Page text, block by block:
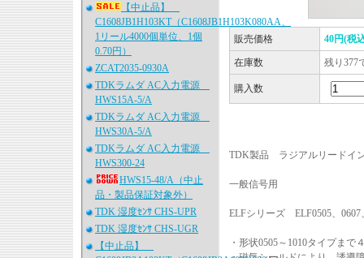
【中止品】
C1608JB1H103KT（C1608JB1H103K080AA、
1リール4000個単位、1個
0.70円）
ZCAT2035-0930A
TDKラムダ AC入力電源
HWS15A-5/A
TDKラムダ AC入力電源
HWS30A-5/A
TDKラムダ AC入力電源
HWS300-24
HWS15-48/A（中止
品・製品保証対象外）
TDK 湿度ｾﾝｻ CHS-UPR
TDK 湿度ｾﾝｻ CHS-UGR
【中止品】
販売価格 40円(税
在庫数 残り377
購入数
TDK製品 ラジアルリードイ
一般信号用
ELFシリーズ ELF0505、0607
・形状0505～1010タイプま